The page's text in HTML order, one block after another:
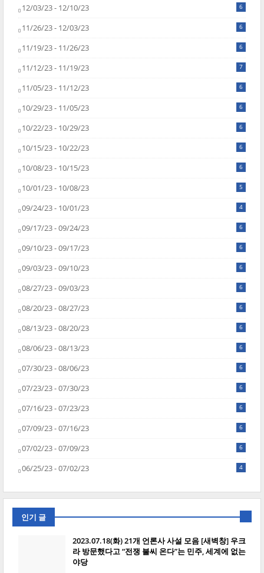
12/03/23 - 12/10/23 6
11/26/23 - 12/03/23 6
11/19/23 - 11/26/23 6
11/12/23 - 11/19/23 7
11/05/23 - 11/12/23 6
10/29/23 - 11/05/23 6
10/22/23 - 10/29/23 6
10/15/23 - 10/22/23 6
10/08/23 - 10/15/23 6
10/01/23 - 10/08/23 5
09/24/23 - 10/01/23 4
09/17/23 - 09/24/23 6
09/10/23 - 09/17/23 6
09/03/23 - 09/10/23 6
08/27/23 - 09/03/23 6
08/20/23 - 08/27/23 6
08/13/23 - 08/20/23 6
08/06/23 - 08/13/23 6
07/30/23 - 08/06/23 6
07/23/23 - 07/30/23 6
07/16/23 - 07/23/23 6
07/09/23 - 07/16/23 6
07/02/23 - 07/09/23 6
06/25/23 - 07/02/23 4
인기 글
2023.07.18(화) 21개 언론사 사설 모음 [새벽창] 우크
라 방문했다고 “전쟁 불씨 온다”는 민주, 세계에 없는
야당